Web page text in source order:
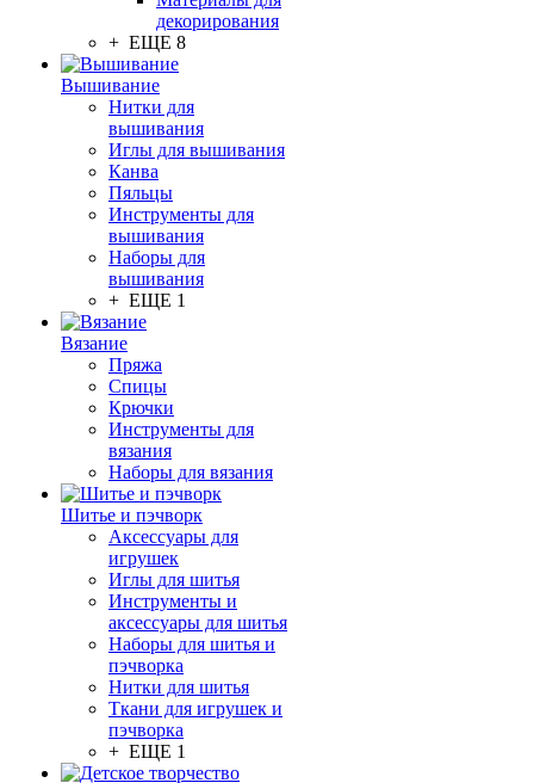
декорирования
+ ЕЩЕ 8
Вышивание
Нитки для
вышивания
Иглы для вышивания
Канва
Пяльцы
Инструменты для
вышивания
Наборы для
вышивания
+ ЕЩЕ 1
Вязание
Пряжа
Спицы
Крючки
Инструменты для
вязания
Наборы для вязания
Шитье и пэчворк
Аксессуары для
игрушек
Иглы для шитья
Инструменты и
аксессуары для шитья
Наборы для шитья и
пэчворка
Нитки для шитья
Ткани для игрушек и
пэчворка
+ ЕЩЕ 1